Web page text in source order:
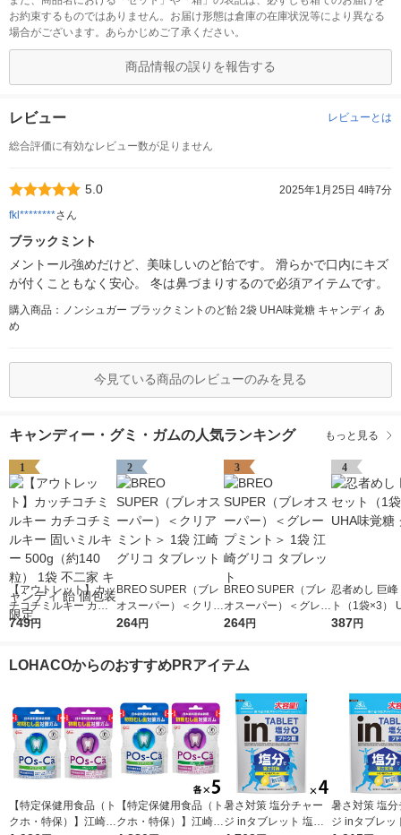
お約束するものではありません。お届け形態は倉庫の在庫状況等により異なる
場合がございます。あらかじめご了承ください。
商品情報の誤りを報告する
レビュー レビューとは
総合評価に有効なレビュー数が足りません
5.0
2025年1月25日 4時7分
fkl********さん
ブラックミント
メントール強めだけど、美味しいのど飴です。 滑らかで口内にキズ
が付くこともなく安心。 冬は鼻づまりするので必須アイテムです。
購入商品：ノンシュガー ブラックミントのど飴 2袋 UHA味覚糖 キャンディ あ
め
今見ている商品のレビューのみを見る
キャンディー・グミ・ガムの人気ランキング もっと見る
1
【アウトレット】カッ
チコチミルキー カチ
コチミルキー 固いミ
ンディ 飴 個包装 限定
749円
2
BREO SUPER（ブレ
オスーパー）＜クリア
ミント＞ 1袋 江崎グ
264円
3
BREO SUPER（ブレ
オスーパー）＜グレー
プミント＞ 1袋 江崎
264円
4
忍者めし 巨峰
ト（1袋×3）
覚糖 グミ
387円
LOHACOからのおすすめPRアイテム
【特定保健用食品（ト
クホ・特保）】江崎グ
【特定保健用食品（ト
クホ・特保）】江崎グ
暑さ対策 塩分チャー
ジ inタブレット 塩分
暑さ対策 塩分
ジ inタブレッ